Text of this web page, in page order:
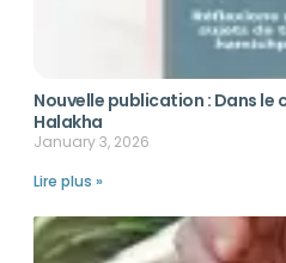
Nouvelle publication : Dans le
Halakha
January 3, 2026
Lire plus »